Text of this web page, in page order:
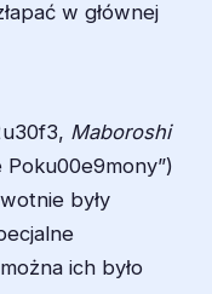
w głównej
Maboroshi
Poku00e9mony”)
były
ich było